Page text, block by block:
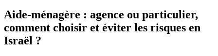
Aide-ménagère : agence ou particulier,
comment choisir et éviter les risques en
Israël ?